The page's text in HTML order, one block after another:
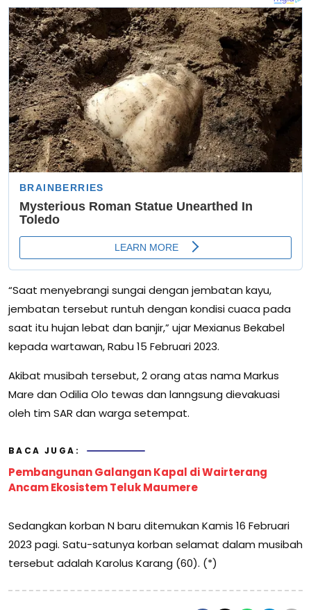
“Saat menyebrangi sungai dengan jembatan kayu,
jembatan tersebut runtuh dengan kondisi cuaca pada
saat itu hujan lebat dan banjir,” ujar Mexianus Bekabel
kepada wartawan, Rabu 15 Februari 2023.
Akibat musibah tersebut, 2 orang atas nama Markus
Mare dan Odilia Olo tewas dan lanngsung dievakuasi
oleh tim SAR dan warga setempat.
BACA JUGA:
Pembangunan Galangan Kapal di Wairterang
Ancam Ekosistem Teluk Maumere
Sedangkan korban N baru ditemukan Kamis 16 Februari
2023 pagi. Satu-satunya korban selamat dalam musibah
tersebut adalah Karolus Karang (60). (*)